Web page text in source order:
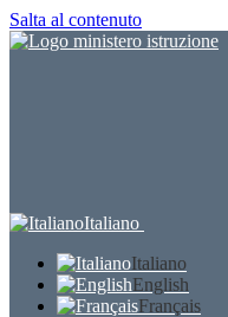
Salta al contenuto
Italiano
Italiano
English
Français